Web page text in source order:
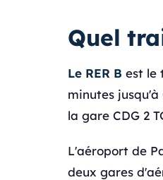
Quel
Le RER B est le
minutes
la gare CDG 2
L'aéroport de
deux gares